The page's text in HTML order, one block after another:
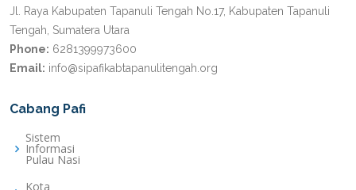
Jl. Raya Kabupaten Tapanuli Tengah No.17, Kabupaten Tapanuli
Tengah, Sumatera Utara
Phone: 6281399973600
Email: info@sipafikabtapanulitengah.org
Cabang Pafi
Sistem
Informasi
Pulau Nasi
Kota